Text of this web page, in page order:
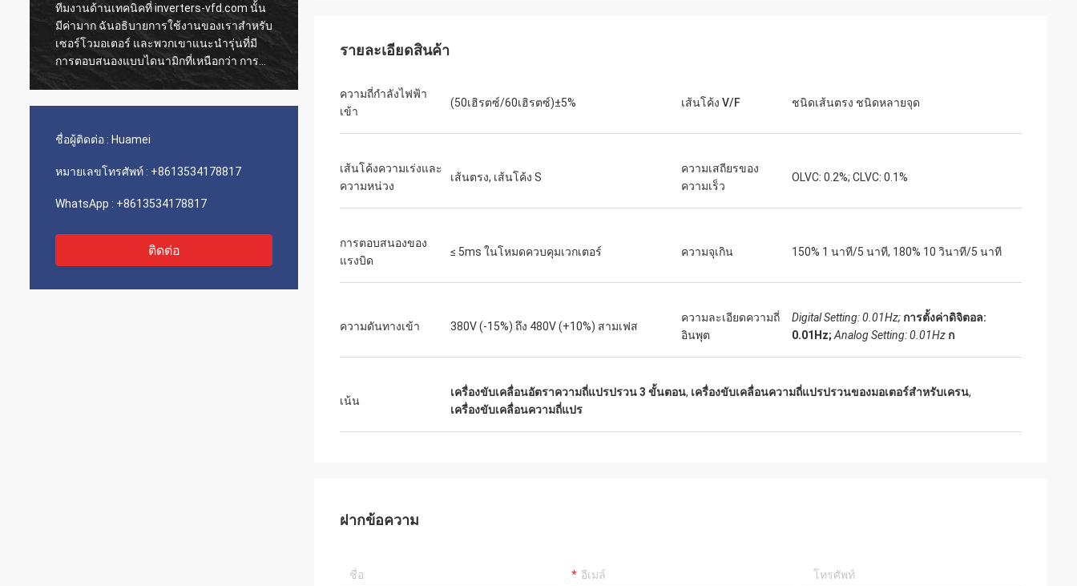
ทีมงานด้านเทคนิคที่ inverters-vfd.com นั้น
มีค่ามาก ฉันอธิบายการใช้งานของเราสำหรับ
เซอร์โวมอเตอร์ และพวกเขาแนะนำรุ่นที่มี
การตอบสนองแบบไดนามิกที่เหนือกว่า การ
ติดตั้งเป็นไปอย่างราบรื่น และความแม่นยำได้
ประสิทธิภาพสูง!
ความรวดเร็วอย่างน่าประหลาดใจ นับตั้งแต่
ขนส่งและการทำงานที่แข็งแกร่งของส่วน
ประกอบเหล่านี้ เป็นประสบการณ์ที่ไม่ยุ่งยาก
เลย
เหมาะอย่างยิ่งสำหรับการใช้งานเฉพาะทาง
เสถียรของมันช่วยขจัดปัญหาการสะดุดบ่อย
ครั้งของเราได้ คุ้มค่าอย่างยิ่งและเป็น
พันธมิตรที่เชื่อถือได้สำหรับส่วนประกอบ
ชื่อผู้ติดต่อ : Huamei
หมายเลขโทรศัพท์ : +8613534178817
WhatsApp : +8613534178817
ติดต่อ
รายละเอียดสินค้า
ความถี่กำลังไฟฟ้า
เข้า
(50เฮิรตซ์/60เฮิรตซ์)±5% เส้นโค้ง V/F ชนิดเส้นตรง ชนิดหลายจุด
เส้นโค้งความเร่งและ
ความหน่วง
เส้นตรง, เส้นโค้ง S
ความเสถียรของ
ความเร็ว
OLVC: 0.2%; CLVC: 0.1%
การตอบสนองของ
แรงบิด
≤ 5ms ในโหมดควบคุมเวกเตอร์ ความจุเกิน 150% 1 นาที/5 นาที, 180% 10 วินาที/5 นาที
ความดันทางเข้า 380V (-15%) ถึง 480V (+10%) สามเฟส
ความละเอียดความถี่
อินพุต
Digital Setting: 0.01Hz; การตั้งค่าดิจิตอล:
0.01Hz; Analog Setting: 0.01Hz ก
เน้น
เครื่องขับเคลื่อนอัตราความถี่แปรปรวน 3 ขั้นตอน, เครื่องขับเคลื่อนความถี่แปรปรวนของมอเตอร์สําหรับเครน,
เครื่องขับเคลื่อนความถี่แปร
ฝากข้อความ